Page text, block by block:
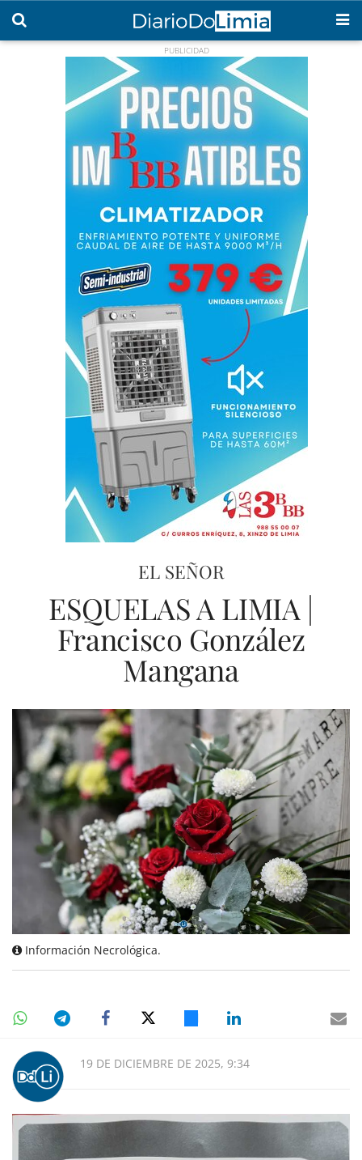
EL SEÑOR
ESQUELAS A LIMIA |
Francisco González
Mangana
Información Necrológica.
19 DE DICIEMBRE DE 2025, 9:34